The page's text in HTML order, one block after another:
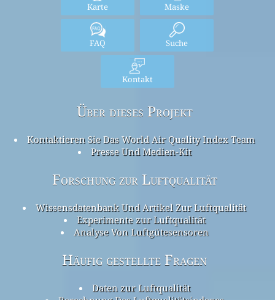
Karte Maske
FAQ Suche
Kontakt
Über dieses Projekt
Kontaktieren Sie Das World Air Quality Index Team
Presse Und Medien-Kit
Forschung zur Luftqualität
Wissensdatenbank Und Artikel Zur Luftqualität
Experimente zur Luftqualität
Analyse Von Luftgütesensoren
Häufig gestellte Fragen
Daten zur Luftqualität